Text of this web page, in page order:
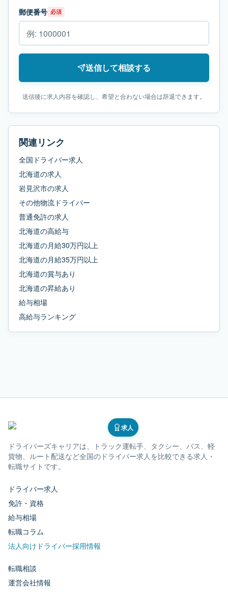
郵便番号 必須
送信して相談する
送信後に求人内容を確認し、希望と合わない場合は辞退できます。
関連リンク
全国ドライバー求人
北海道の求人
岩見沢市の求人
その他物流ドライバー
普通免許の求人
北海道の高給与
北海道の月給30万円以上
北海道の月給35万円以上
北海道の賞与あり
北海道の昇給あり
給与相場
高給与ランキング
求人
ドライバーズキャリアは、トラック運転手、タクシー、バス、軽
貨物、ルート配送など全国のドライバー求人を比較できる求人・
転職サイトです。
ドライバー求人
免許・資格
給与相場
転職コラム
法人向けドライバー採用情報
転職相談
運営会社情報